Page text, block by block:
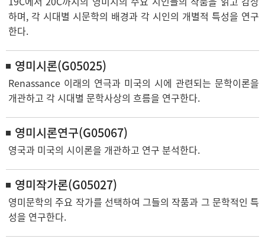
하며, 각 시대별 시문학의 배경과 각 시인의 개별적 특성을 연구
한다.
영미시론(G05025)
Renassance 이래의 연극과 미국의 시에 관련되는 문학이론을
개관하고 각 시대별 문학사상의 흐름을 연구한다.
영미시론연구(G05067)
영국과 미국의 시이론을 개관하고 연구 분석한다.
영미작가론(G05027)
영미문학의 주요 작가를 선택하여 그들의 작품과 그 문학적인 특
성을 연구한다.